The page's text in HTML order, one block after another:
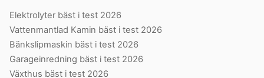
Elektrolyter bäst i test 2026
Vattenmantlad Kamin bäst i test 2026
Bänkslipmaskin bäst i test 2026
Garageinredning bäst i test 2026
Växthus bäst i test 2026